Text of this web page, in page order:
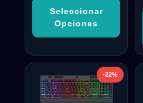
Seleccionar
Opciones
-22%